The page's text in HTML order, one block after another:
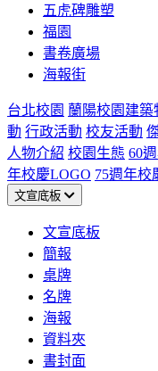
五虎碑雕塑
福園
書卷廣場
海報街
台北校園 蘭陽校園建築
動 行政活動 校友活動
人物介紹 校園生態 60
年校慶LOGO 75週年校
文宣底板
文宣底板
簡報
桌牌
名牌
海報
資料夾
書封面